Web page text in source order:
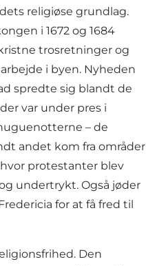
religiøse grundlag.
i 1672 og 1684
trosretninger og
i byen. Nyheden
spredte sig blandt de
var under pres i
– de
andet kom fra områder
protestanter blev
undertrykt. Også jøder
for at få fred til
Den